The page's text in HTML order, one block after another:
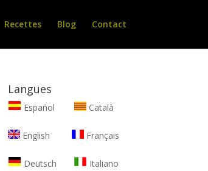
Recettes Blog Contact
Langues
Español Català
English Français
Deutsch Italiano